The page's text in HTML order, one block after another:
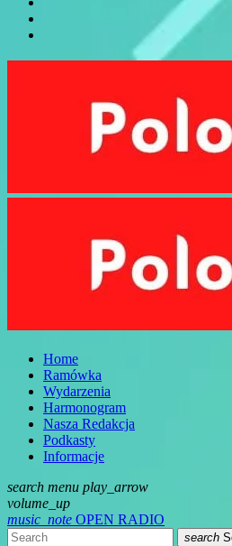
Home
Ramówka
Wydarzenia
Harmonogram
Nasza Redakcja
Podkasty
Informacje
search menu play_arrow
volume_up
music_note OPEN RADIO
search